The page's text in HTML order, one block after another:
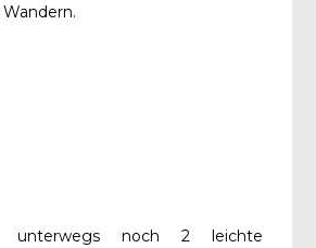
unterwegs noch 2 leichte